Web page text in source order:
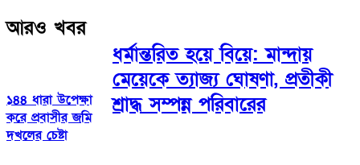
আরও খবর
১৪৪ ধারা উপেক্ষা
করে প্রবাসীর জমি
দখলের চেষ্টা
ধর্মান্তরিত হয়ে বিয়ে: মান্দায়
মেয়েকে ত্যাজ্য ঘোষণা, প্রতীকী
শ্রাদ্ধ সম্পন্ন পরিবারের